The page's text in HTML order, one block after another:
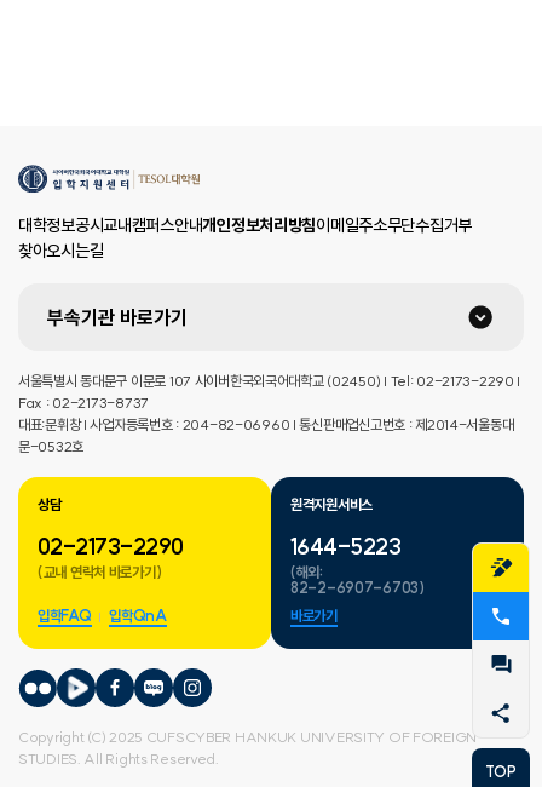
대학정보공시교내캠퍼스안내개인정보처리방침이메일주소무단수집거부
찾아오시는길
부속기관 바로가기
서울특별시 동대문구 이문로 107 사이버한국외국어대학교 (02450) | Tel: 02-2173-2290 |
Fax : 02-2173-8737
대표:문휘창 | 사업자등록번호 : 204-82-06960 | 통신판매업신고번호 : 제2014-서울동대
문-0532호
상담
02-2173-2290
(교내 연락처 바로가기)
입학FAQ 입학QnA
원격지원서비스
1644-5223
(해외:
82-2-6907-6703)
바로가기
Copyright (C) 2025 CUFSCYBER HANKUK UNIVERSITY OF FOREIGN
STUDIES. All Rights Reserved.
TOP